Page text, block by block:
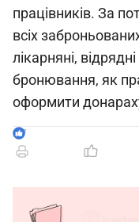
працівників. За
всіх
лікарняні,
бронювання, як
оформити
7